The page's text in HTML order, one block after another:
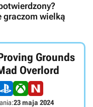
graczom wielką
Grounds
Overlord
23 maja 2024